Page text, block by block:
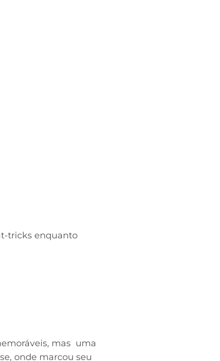
tricks enquanto
mas uma
onde marcou seu